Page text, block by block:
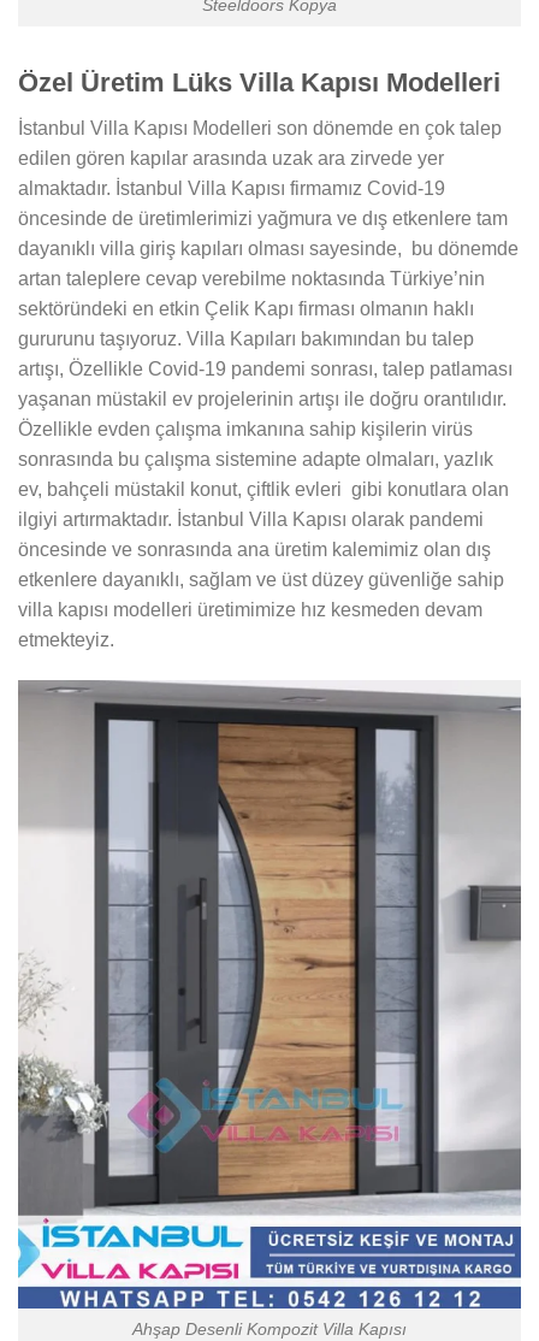
Steeldoors Kopya
Özel Üretim Lüks Villa Kapısı Modelleri
İstanbul Villa Kapısı Modelleri son dönemde en çok talep
edilen gören kapılar arasında uzak ara zirvede yer
almaktadır. İstanbul Villa Kapısı firmamız Covid-19
öncesinde de üretimlerimizi yağmura ve dış etkenlere tam
dayanıklı villa giriş kapıları olması sayesinde, bu dönemde
artan taleplere cevap verebilme noktasında Türkiye’nin
sektöründeki en etkin Çelik Kapı firması olmanın haklı
gururunu taşıyoruz. Villa Kapıları bakımından bu talep
artışı, Özellikle Covid-19 pandemi sonrası, talep patlaması
yaşanan müstakil ev projelerinin artışı ile doğru orantılıdır.
Özellikle evden çalışma imkanına sahip kişilerin virüs
sonrasında bu çalışma sistemine adapte olmaları, yazlık
ev, bahçeli müstakil konut, çiftlik evleri gibi konutlara olan
ilgiyi artırmaktadır. İstanbul Villa Kapısı olarak pandemi
öncesinde ve sonrasında ana üretim kalemimiz olan dış
etkenlere dayanıklı, sağlam ve üst düzey güvenliğe sahip
villa kapısı modelleri üretimimize hız kesmeden devam
etmekteyiz.
Ahşap Desenli Kompozit Villa Kapısı